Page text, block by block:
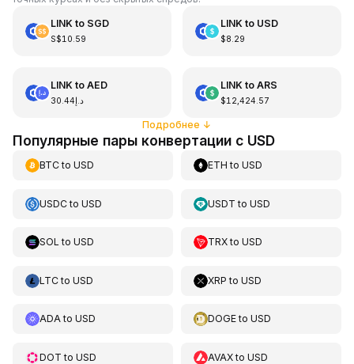
LINKto SGD
S$10.59
LINKto USD
$8.29
LINKto AED
د.إ30.44
LINKto ARS
$12,424.57
Подробнее ↓
Популярные пары конвертации с USD
BTCto USD ETH toUSD
USDCto USD USDT toUSD
SOL to USD TRXtoUSD
LTCto USD XRP toUSD
ADAto USD DOGEtoUSD
DOT to USD AVAXtoUSD